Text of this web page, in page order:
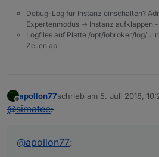
Debug-Log für Instanz einschalten?
Expertenmodus -> Instanz aufklappen
Logfiles auf Platte /opt/iobroker/log/…
Zeilen ab
Offline
apollon77schrieb am 5. Juli 2018,
zuletzt editiert von
@simatec:
@apollon77: